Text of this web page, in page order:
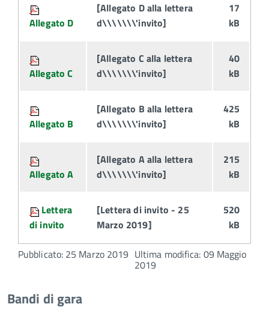
Allegato D
[Allegato D alla lettera
d\\\\\\\'invito]
17
kB
Allegato C
[Allegato C alla lettera
d\\\\\\\'invito]
40
kB
Allegato B
[Allegato B alla lettera
d\\\\\\\'invito]
425
kB
Allegato A
[Allegato A alla lettera
d\\\\\\\'invito]
215
kB
Lettera
di invito
[Lettera di invito - 25
Marzo 2019]
520
kB
Pubblicato: 25 Marzo 2019 Ultima modifica: 09 Maggio
2019
Bandi di gara